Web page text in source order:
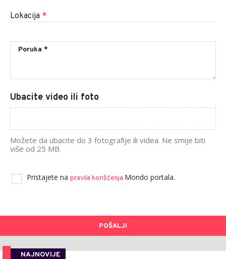
Lokacija *
Ubacite video ili foto
Možete da ubacite do 3 fotografije ili videa. Ne smije biti
više od 25 MB.
Pristajete na pravila korišćenja Mondo portala.
POŠALJI
NAJNOVIJE